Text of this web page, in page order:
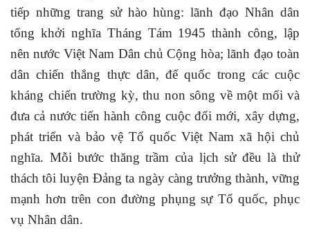
tiếp những trang sử hào hùng: lãnh đạo Nhân dân
tổng khởi nghĩa Tháng Tám 1945 thành công, lập
nên nước Việt Nam Dân chủ Cộng hòa; lãnh đạo toàn
dân chiến thắng thực dân, đế quốc trong các cuộc
kháng chiến trường kỳ, thu non sông về một mối và
đưa cả nước tiến hành công cuộc đổi mới, xây dựng,
phát triển và bảo vệ Tổ quốc Việt Nam xã hội chủ
nghĩa. Mỗi bước thăng trầm của lịch sử đều là thử
thách tôi luyện Đảng ta ngày càng trưởng thành, vững
mạnh hơn trên con đường phụng sự Tổ quốc, phục
vụ Nhân dân.